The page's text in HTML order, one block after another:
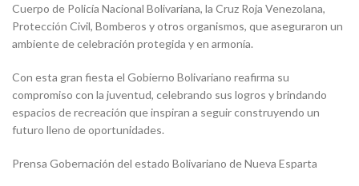
Cuerpo de Policía Nacional Bolivariana, la Cruz Roja Venezolana,
Protección Civil, Bomberos y otros organismos, que aseguraron un
ambiente de celebración protegida y en armonía.
Con esta gran fiesta el Gobierno Bolivariano reafirma su
compromiso con la juventud, celebrando sus logros y brindando
espacios de recreación que inspiran a seguir construyendo un
futuro lleno de oportunidades.
Prensa Gobernación del estado Bolivariano de Nueva Esparta